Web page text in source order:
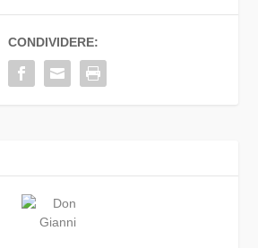
CONDIVIDERE: